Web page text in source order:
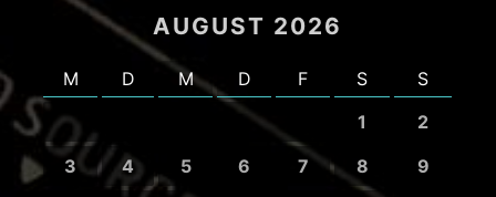
AUGUST 2026
M D M D F S
S
1
2
3
4 5 6 7 8
9